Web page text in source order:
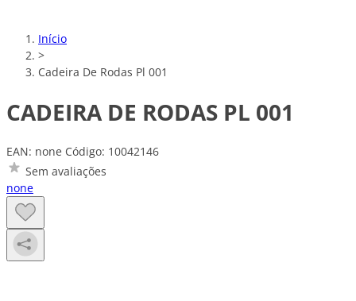
Início
>
Cadeira De Rodas Pl 001
CADEIRA DE RODAS PL 001
EAN: none Código: 10042146
Sem avaliações
none